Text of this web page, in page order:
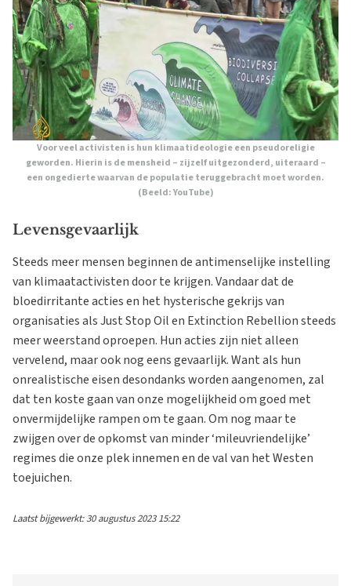
Voor veel activisten is hun klimaatideologie een pseudoreligie
geworden. Hierin is de mensheid – zijzelf uitgezonderd, uiteraard –
een ongedierte waarvan de populatie teruggebracht moet worden.
(Beeld: YouTube)
Levensgevaarlijk
Steeds meer mensen beginnen de antimenselijke instelling
van klimaatactivisten door te krijgen. Vandaar dat de
bloedirritante acties en het hysterische gekrijs van
organisaties als Just Stop Oil en Extinction Rebellion steeds
meer weerstand oproepen. Hun acties zijn niet alleen
vervelend, maar ook nog eens gevaarlijk. Want als hun
onrealistische eisen desondanks worden aangenomen, zal
dat ten koste gaan van onze mogelijkheid om goed met
onvermijdelijke rampen om te gaan. Om nog maar te
zwijgen over de opkomst van minder ‘mileuvriendelijke’
regimes die onze plek innemen en de val van het Westen
toejuichen.
Laatst bijgewerkt: 30 augustus 2023 15:22